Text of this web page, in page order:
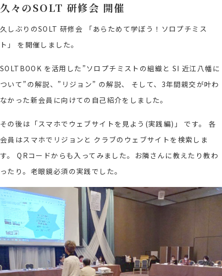
久々のSOLT 研修会 開催
久しぶりのSOLT 研修会 「あらためて学ぼう！ソロプチミス
ト」 を開催しました。
SOLTBOOK を活用した”ソロプチミストの組織と SI 近江八幡に
ついて”の解説、”リジョン” の解説、 そして、3年間親交が叶わ
なかった新会員に向けての自己紹介をしました。
その後は「スマホでウェブサイトを見よう(実践編)」 です。 各
会員はスマホでリジョンと クラブのウェブサイトを検索しま
す。 QRコードからも入ってみました。お隣さんに教えたり教わ
ったり。老眼鏡必須の実践でした。